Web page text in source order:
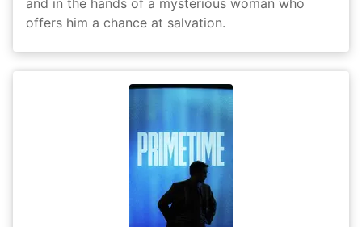
offers him a chance at salvation.